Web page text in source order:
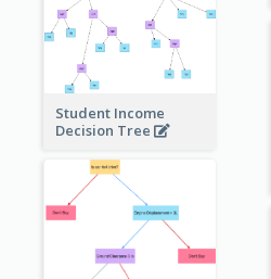
Student Income
Decision Tree